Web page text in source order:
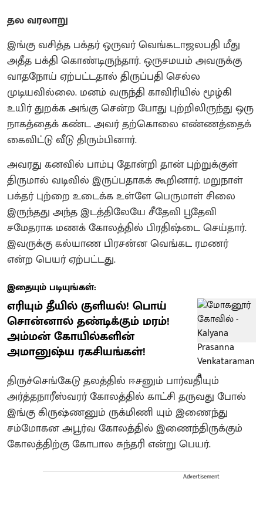
தல வரலாறு
இங்கு வசித்த பக்தர் ஒருவர் வெங்கடாஜலபதி மீது
அதீத பக்தி கொண்டிருந்தார். ஒருசமயம் அவருக்கு
வாதநோய் ஏற்பட்டதால் திருப்பதி செல்ல
முடியவில்லை. மனம் வருந்தி காவிரியில் மூழ்கி
உயிர் துறக்க அங்கு சென்ற போது புற்றிலிருந்து ஒரு
நாகத்தைக் கண்ட அவர் தற்கொலை எண்ணத்தைக்
கைவிட்டு வீடு திரும்பினார்.
அவரது கனவில் பாம்பு தோன்றி தான் புற்றுக்குள்
திருமால் வடிவில் இருப்பதாகக் கூறினார்.‌ மறுநாள்
பக்தர் புற்றை உடைக்க உள்ளே பெருமாள் சிலை
இருந்தது‌ அந்த இடத்திலேயே சீதேவி பூதேவி
சமேதராக மணக் கோலத்தில் பிரதிஷ்டை செய்தார்.
இவருக்கு கல்யாண பிரசன்ன வெங்கட ரமணர்
என்ற பெயர் ஏற்பட்டது.
இதையும் படியுங்கள்:
எரியும் தீயில் குளியல்! பொய்
சொன்னால் தண்டிக்கும் மரம்!
அம்மன் கோயில்களின்
அமானுஷ்ய ரகசியங்கள்!
திருச்செங்கேடு தலத்தில் ஈசனும் பார்வதியும்
அர்த்தநாரீஸ்வரர் கோலத்தில் காட்சி தருவது போல்
இங்கு கிருஷ்ணனும் ருக்மிணி யும் இணைந்து
சம்மோகன அபூர்வ கோலத்தில் இணைந்திருக்கும்
கோலத்திற்கு கோபால சுந்தரி என்று பெயர்.
Advertisement